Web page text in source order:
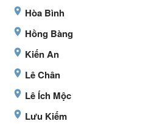
Hòa Bình
Hồng Bàng
Kiến An
Lê Chân
Lê Ích Mộc
Lưu Kiếm